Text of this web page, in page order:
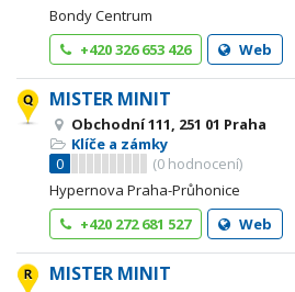
Bondy Centrum
+420 326 653 426
Web
MISTER MINIT
Obchodní 111, 251 01 Praha
Klíče a zámky
0
(0 hodnocení)
Hypernova Praha-Průhonice
+420 272 681 527
Web
MISTER MINIT